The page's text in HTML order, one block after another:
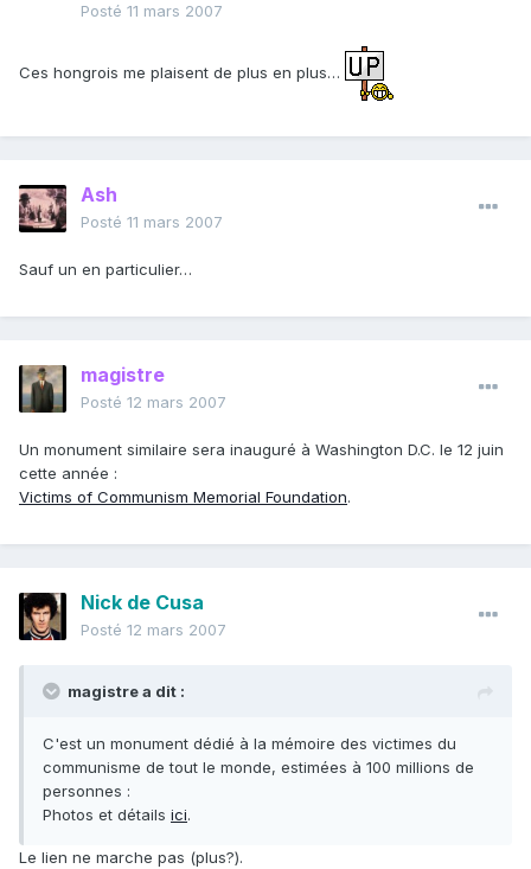
Posté 11 mars 2007
Ces hongrois me plaisent de plus en plus…
Ash
Posté 11 mars 2007
Sauf un en particulier…
magistre
Posté 12 mars 2007
Un monument similaire sera inauguré à Washington D.C. le 12 juin
cette année :
Victims of Communism Memorial Foundation.
Nick de Cusa
Posté 12 mars 2007
magistre a dit :
C'est un monument dédié à la mémoire des victimes du
communisme de tout le monde, estimées à 100 millions de
personnes :
Photos et détails ici.
Le lien ne marche pas (plus?).